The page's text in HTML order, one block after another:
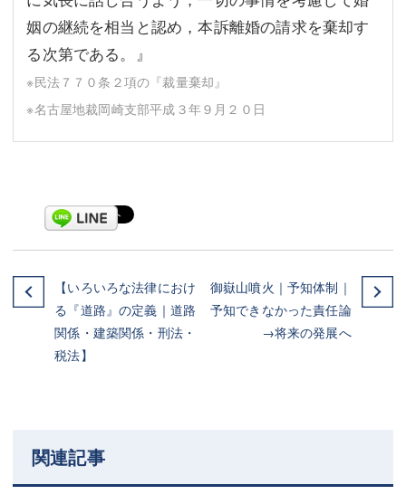
姻の継続を相当と認め，本訴離婚の請求を棄却す
る次第である。』
※民法７７０条２項の『裁量棄却』
※名古屋地裁岡崎支部平成３年９月２０日
【いろいろな法律におけ
る『道路』の定義｜道路
関係・建築関係・刑法・
税法】
御嶽山噴火｜予知体制｜
予知できなかった責任論
→将来の発展へ
関連記事